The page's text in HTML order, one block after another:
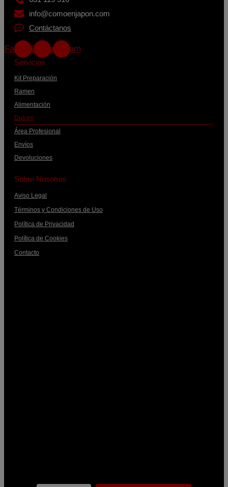
info@comoenjapon.com
Contáctanos
FacebookTwitterInstagram
Servicios
Kit Preparación
Ramen
Alimentación
Dulces
Área Profesional
Envíos
Devoluciones
Sobre Nosotros
Aviso Legal
Términos y Condiciones de Uso
Política de Privacidad
Política de Cookies
Contacto